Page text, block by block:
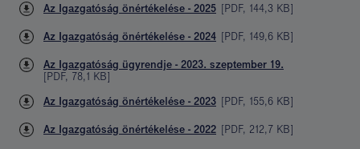
Az Igazgatóság önértékelése - 2025 [PDF, 144,3 KB]
Az Igazgatóság önértékelése - 2024 [PDF, 149,6 KB]
Az Igazgatóság ügyrendje - 2023. szeptember 19.
[PDF, 78,1 KB]
Az Igazgatóság önértékelése - 2023 [PDF, 155,6 KB]
Az Igazgatóság önértékelése - 2022 [PDF, 212,7 KB]